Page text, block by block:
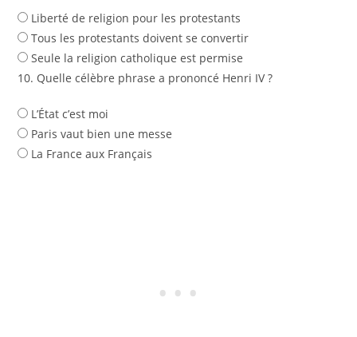
Liberté de religion pour les protestants
Tous les protestants doivent se convertir
Seule la religion catholique est permise
10. Quelle célèbre phrase a prononcé Henri IV ?
L’État c’est moi
Paris vaut bien une messe
La France aux Français